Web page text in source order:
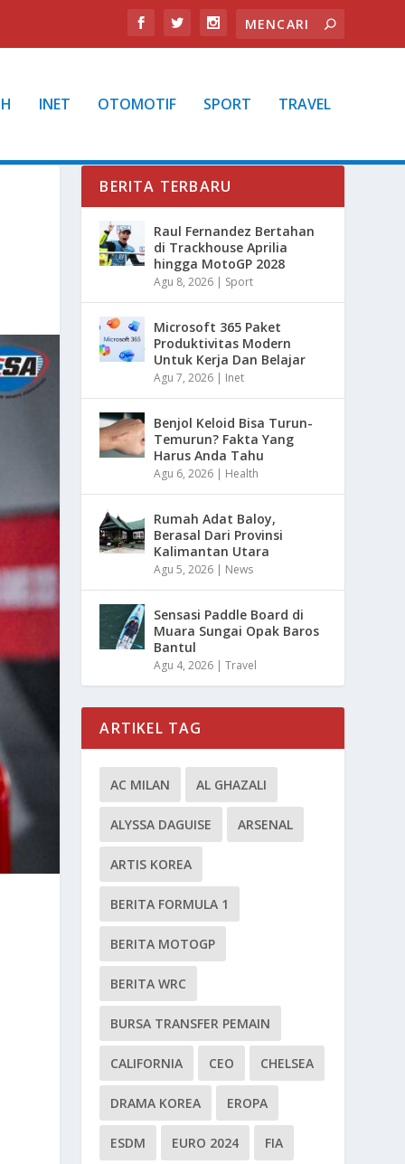
INET OTOMOTIF SPORT TRAVEL
BERITA TERBARU
Raul Fernandez Bertahan
di Trackhouse Aprilia
hingga MotoGP 2028
Agu 8, 2026 | Sport
Microsoft 365 Paket
Produktivitas Modern
Untuk Kerja Dan Belajar
Agu 7, 2026 | Inet
Benjol Keloid Bisa Turun-
Temurun? Fakta Yang
Harus Anda Tahu
Agu 6, 2026 | Health
Rumah Adat Baloy,
Berasal Dari Provinsi
Kalimantan Utara
Agu 5, 2026 | News
Sensasi Paddle Board di
Muara Sungai Opak Baros
Bantul
Agu 4, 2026 |Travel
ARTIKEL TAG
AC MILAN AL GHAZALI
ALYSSA DAGUISE ARSENAL
ARTIS KOREA
BERITA FORMULA 1
BERITA MOTOGP
BERITA WRC
BURSA TRANSFER PEMAIN
CALIFORNIA CEO CHELSEA
DRAMA KOREA EROPA
ESDM EURO 2024 FIA